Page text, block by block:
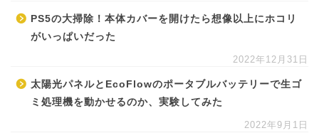
PS5の大掃除！本体カバーを開けたら想像以上にホコリ
がいっぱいだった
2022年12月31日
太陽光パネルとEcoFlowのポータブルバッテリーで生ゴ
ミ処理機を動かせるのか、実験してみた
2022年9月1日